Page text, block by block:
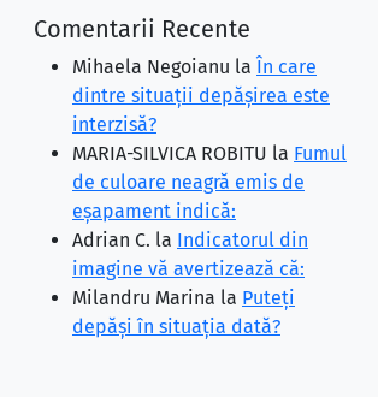
Comentarii Recente
Mihaela Negoianu la În care
dintre situaţii depăşirea este
interzisă?
MARIA-SILVICA ROBITU la Fumul
de culoare neagră emis de
eşapament indică:
Adrian C. la Indicatorul din
imagine vă avertizează că:
Milandru Marina la Puteţi
depăşi în situaţia dată?